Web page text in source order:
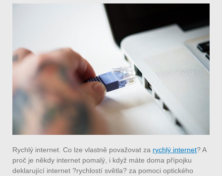
Rychlý internet. Co lze vlastně považovat za rychlý internet? A
proč je někdy internet pomalý, i když máte doma přípojku
deklarující internet ?rychlostí světla? za pomoci optického